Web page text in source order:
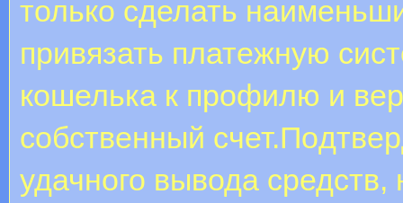
только сделать
привязать платежную
кошелька к профилю и
собственный
удачного вывода